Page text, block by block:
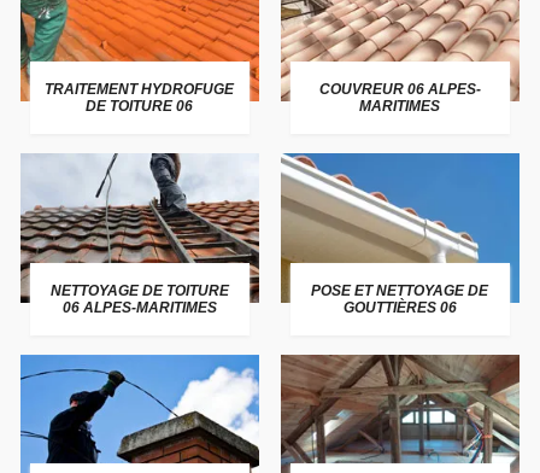
TRAITEMENT HYDROFUGE
DE TOITURE 06
COUVREUR 06 ALPES-
MARITIMES
NETTOYAGE DE TOITURE
06 ALPES-MARITIMES
POSE ET NETTOYAGE DE
GOUTTIÈRES 06